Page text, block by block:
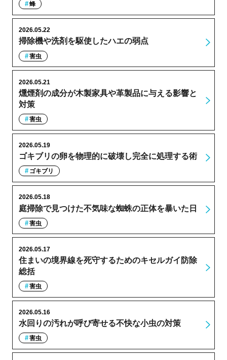
蜂
掃除機や洗剤を駆使したハエの弱点
2026.05.22
害虫
燻煙剤の成分が木製家具や革製品に与える影響と
対策
2026.05.21
害虫
ゴキブリの卵を物理的に破壊し完全に処理する術
2026.05.19
ゴキブリ
庭掃除で見つけた不気味な蜘蛛の正体を暴いた日
2026.05.18
害虫
住まいの境界線を死守するためのキセルガイ防除
総括
2026.05.17
害虫
水回りの汚れが呼び寄せる不快な小虫の対策
2026.05.16
害虫